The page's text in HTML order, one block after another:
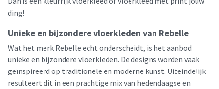
ding!
Unieke en bijzondere vloerkleden van Rebelle
Wat het merk Rebelle echt onderscheidt, is het aanbod
unieke en bijzondere vloerkleden. De designs worden vaak
geïnspireerd op traditionele en moderne kunst. Uiteindelijk
resulteert dit in een prachtige mix van hedendaagse en